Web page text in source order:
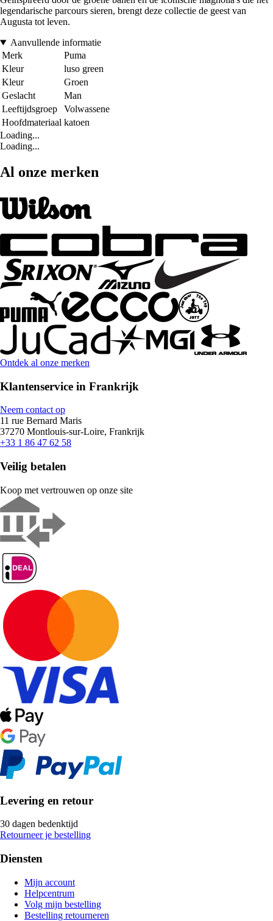
legendarische parcours sieren, brengt deze collectie de geest van
Augusta tot leven.
Aanvullende informatie
Merk
Puma
Kleur
luso green
Kleur
Groen
Geslacht
Man
Leeftijdsgroep
Volwassene
Hoofdmateriaal katoen
Loading...
Loading...
Al onze merken
Ontdek al onze merken
Klantenservice in Frankrijk
Neem contact op
11 rue Bernard Maris
37270 Montlouis-sur-Loire, Frankrijk
+33 1 86 47 62 58
Veilig betalen
Koop met vertrouwen op onze site
Levering en retour
30 dagen bedenktijd
Retourneer je bestelling
Diensten
Mijn account
Helpcentrum
Volg mijn bestelling
Bestelling retourneren